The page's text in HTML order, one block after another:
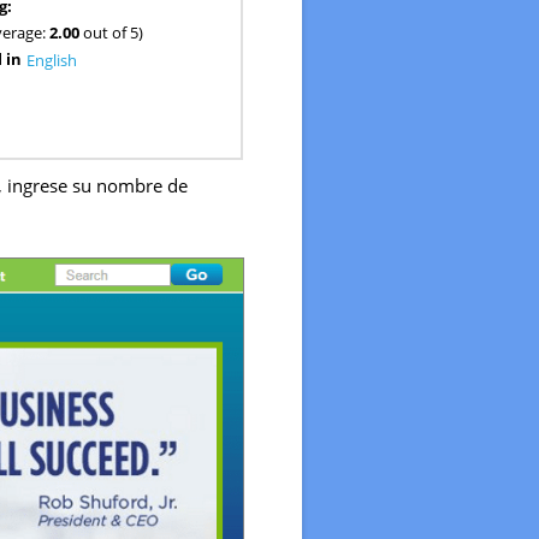
2.00out of 5)
English
in
ingrese su nombre de